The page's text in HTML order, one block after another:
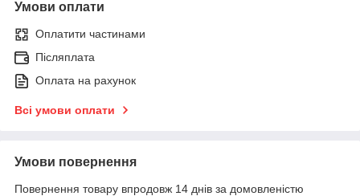
Умови оплати
Оплатити частинами
Післяплата
Оплата на рахунок
Всі умови оплати
Умови повернення
Повернення товару впродовж 14 днів за домовленістю